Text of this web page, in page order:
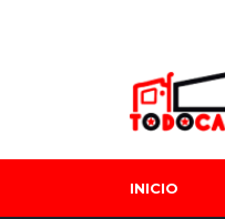
INICIO